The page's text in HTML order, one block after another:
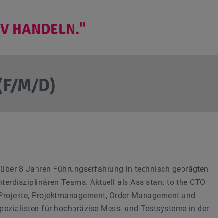
HANDELN."
M/D)
8 Jahren Führungserfahrung in technisch geprägten
Teams. Aktuell als Assistant to the CTO
Projektmanagement, Order Management und
für hochpräzise Mess- und Testsysteme in der